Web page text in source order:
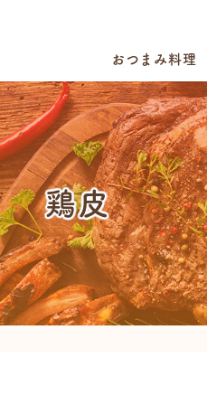
おつまみ料理
鶏皮